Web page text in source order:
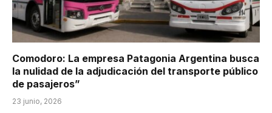
Comodoro: La empresa Patagonia Argentina busca
la nulidad de la adjudicación del transporte público
de pasajeros”
23 junio, 2026